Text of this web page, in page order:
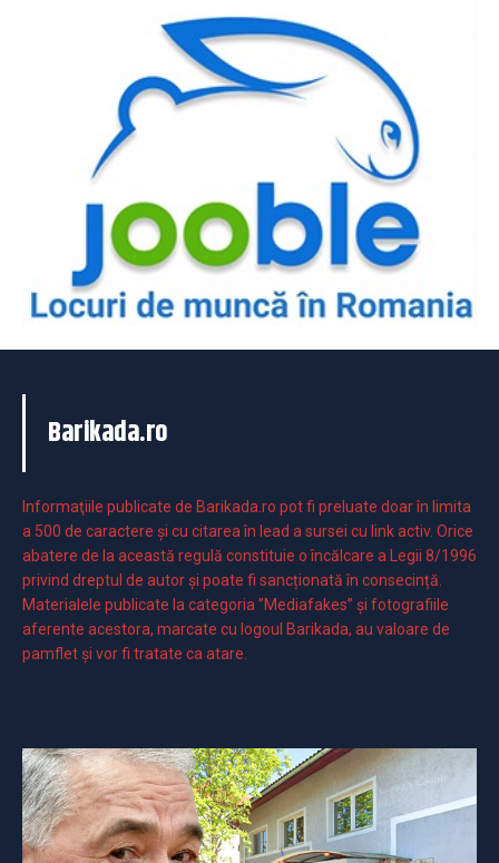
Barikada.ro
Informaţiile publicate de Barikada.ro pot fi preluate doar în limita
a 500 de caractere şi cu citarea în lead a sursei cu link activ. Orice
abatere de la această regulă constituie o încălcare a Legii 8/1996
privind dreptul de autor și poate fi sancționată în consecință.
Materialele publicate la categoria ”Mediafakes” și fotografiile
aferente acestora, marcate cu logoul Barikada, au valoare de
pamflet și vor fi tratate ca atare.